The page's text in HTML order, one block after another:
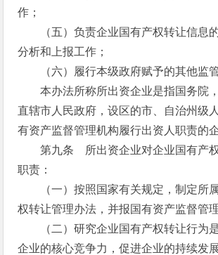
作；
（五）负责企业国有产权转让信息的
分析和上报工作；
（六）履行本级政府赋予的其他监管
本办法所称所出资企业是指国务院，
直辖市人民政府，设区的市、自治州级
有资产监督管理机构履行出资人职责的企
第九条 所出资企业对企业国有产权
职责：
（一）按照国家有关规定，制定所
权转让管理办法，并报国有资产监督管
（二）研究企业国有产权转让行为
企业的核心竞争力，促进企业的持续发